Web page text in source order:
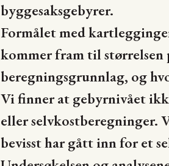
byggesaksgebyrer.
Formålet med
kommer fram til størrelsen
beregningsgrunnlag, og
Vi finner at gebyrnivået
eller selvkostberegninger.
bevisst har gått inn for et